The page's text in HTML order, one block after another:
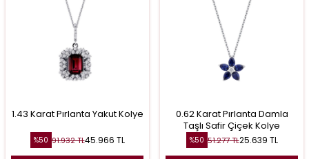
1.43 Karat Pırlanta Yakut Kolye
%50 91.932TL45.966 TL
0.62 Karat Pırlanta Damla
Taşlı Safir Çiçek Kolye
%50 51.277TL25.639 TL